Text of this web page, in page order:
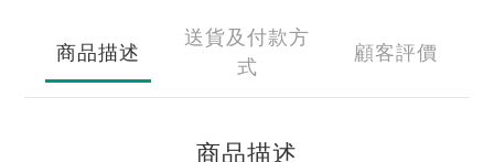
商品描述
送貨及付款方
式
顧客評價
商品描述